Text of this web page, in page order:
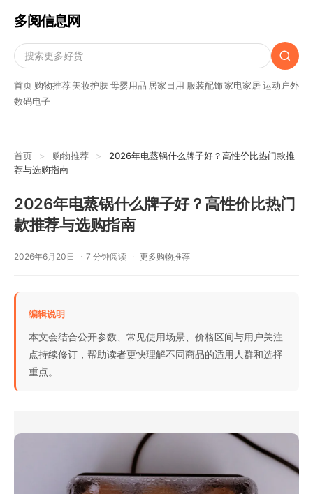
多阅信息网
首页 购物推荐 美妆护肤母婴用品 居家日用 服装配饰家电家居运动户外
数码电子
首页 > 购物推荐 >
2026年电蒸锅什么牌子好？高性价比热门款推
荐与选购指南
2026年电蒸锅什么牌子好？高性价比热门
款推荐与选购指南
2026年6月20日 7 分钟阅读 更多购物推荐
编辑说明
本文会结合公开参数、常见使用场景、价格区间与用户关注
点持续修订，帮助读者更快理解不同商品的适用人群和选择
重点。